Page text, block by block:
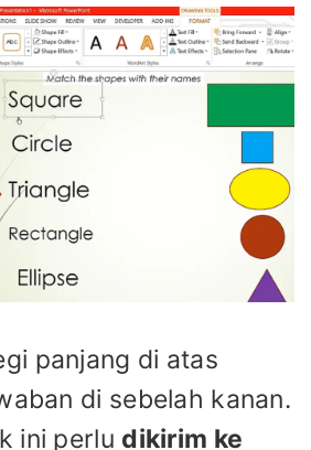
panjang di atas
di sebelah kanan.
ini perlu dikirim ke